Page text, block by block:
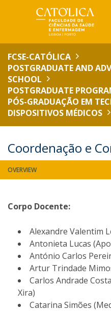
FCSE-CATÓLICA
POSTGRADUATE AND
SCHOOL
POSTGRADUATE
PÓS-GRADUAÇÃO EM
DISPOSITIVOS MÉDICOS
Coordenação e
OVERVIEW
Corpo Docente:
Alexandre Valentim
Antonieta Lucas
António Carlos
Artur Trindade
Carlos Andrade
Xira)
Catarina Simões